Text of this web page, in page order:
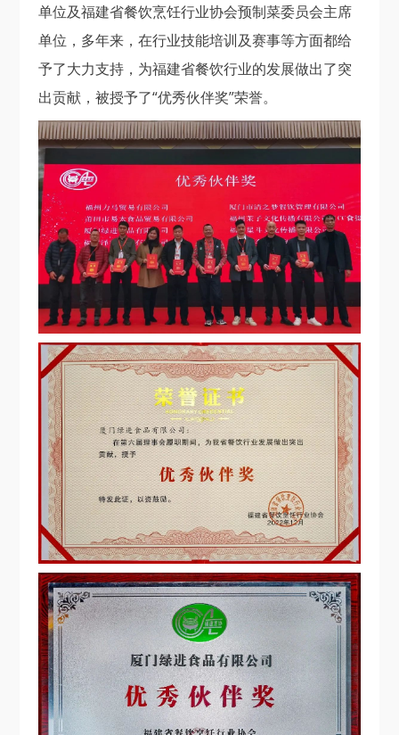
单位及福建省餐饮烹饪行业协会预制菜委员会主席
单位，多年来，在行业技能培训及赛事等方面都给
予了大力支持，为福建省餐饮行业的发展做出了突
出贡献，被授予了“优秀伙伴奖”荣誉。